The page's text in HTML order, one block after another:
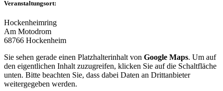
Veranstaltungsort:
Hockenheimring
Am Motodrom
68766 Hockenheim
Sie sehen gerade einen Platzhalterinhalt von Google Maps. Um auf
den eigentlichen Inhalt zuzugreifen, klicken Sie auf die Schaltfläche
unten. Bitte beachten Sie, dass dabei Daten an Drittanbieter
weitergegeben werden.